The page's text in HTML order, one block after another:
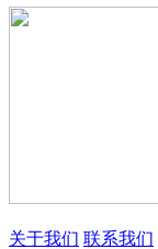
关于我们 联系我们